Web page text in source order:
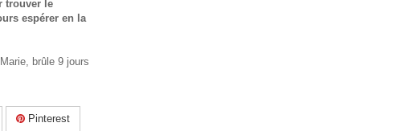
trouver le
espérer en la
brûle 9 jours
Pinterest